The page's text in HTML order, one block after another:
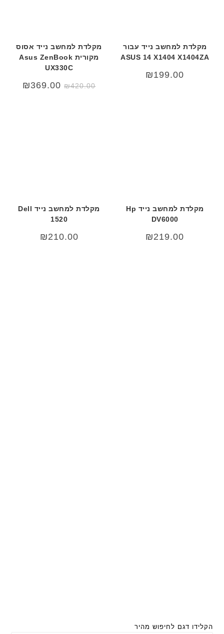
מקלדת למחשב נייד עבור
ASUS 14 X1404 X1404ZA
₪199.00
מקלדת למחשב נייד אסוס
מקורית Asus ZenBook
UX330C
₪420.00
המחיר
המקורי
₪369.00
המחיר
הנוכחי
מקלדת למחשב נייד Hp
DV6000
₪219.00
מקלדת למחשב נייד Dell
1520
₪210.00
הקלידו דגם לחיפוש מהיר